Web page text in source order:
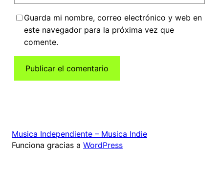
Guarda mi nombre, correo electrónico y web en
este navegador para la próxima vez que
comente.
Musica Independiente – Musica Indie
Funciona gracias a WordPress